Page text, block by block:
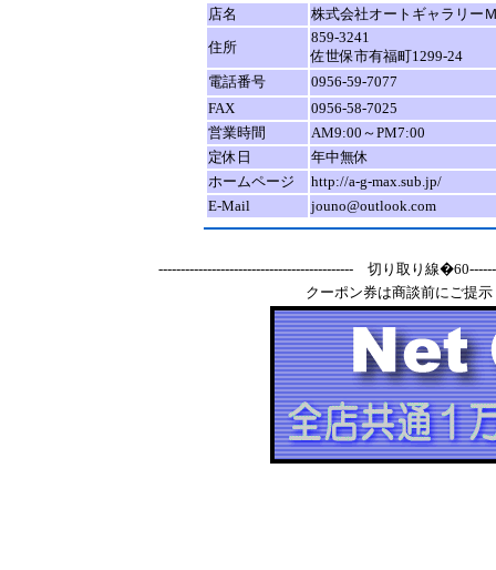
店名
株式会社オートギャラリー
住所
859-3241
佐世保市有福町1299-24
電話番号
0956-59-7077
FAX
0956-58-7025
営業時間
AM9:00～PM7:00
定休日
年中無休
ホームページ
http://a-g-max.sub.jp/
E-Mail
jouno@outlook.com
-------------------------------------------- 切り取り線
クーポン券は商談前にご提